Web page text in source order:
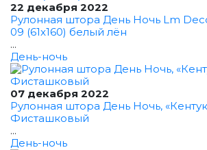
22 декабря 2022
Рулонная штора День Ночь Lm
09 (61x160) белый лён
...
День-ночь
07 декабря 2022
Рулонная штора День Ночь,
Фисташковый
...
День-ночь